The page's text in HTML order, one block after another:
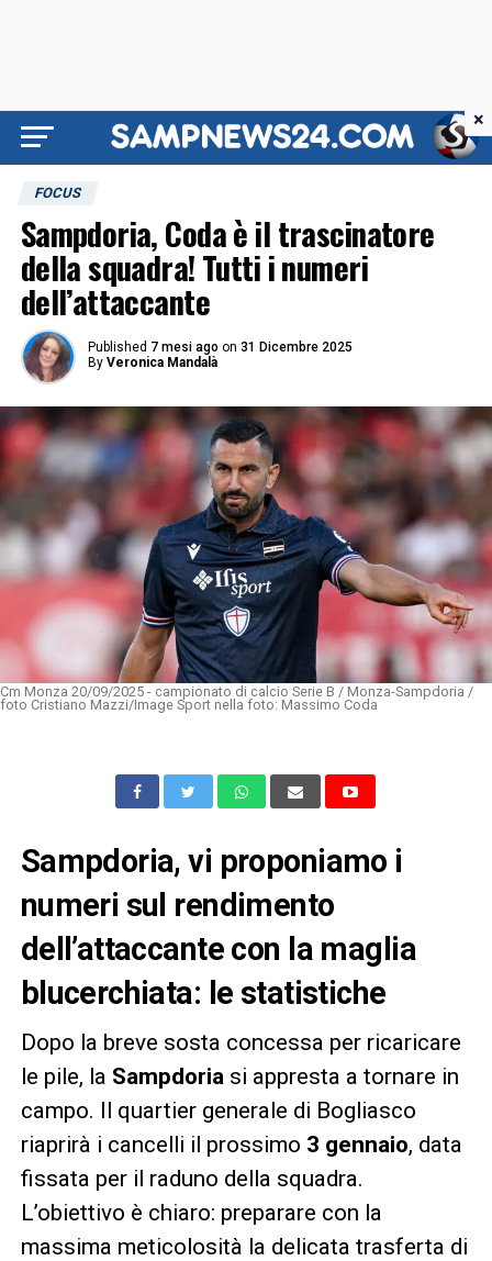
FOCUS
Sampdoria, Coda è il trascinatore
della squadra! Tutti i numeri
dell’attaccante
Published 7 mesi ago on 31 Dicembre 2025
By Veronica Mandalà
Cm Monza 20/09/2025 - campionato di calcio Serie B / Monza-Sampdoria /
foto Cristiano Mazzi/Image Sport nella foto: Massimo Coda
Sampdoria, vi proponiamo i
numeri sul rendimento
dell’attaccante con la maglia
blucerchiata: le statistiche
Dopo la breve sosta concessa per ricaricare
le pile, la Sampdoriasi appresta a tornare in
campo. Il quartier generale di Bogliasco
riaprirà i cancelli il prossimo 3 gennaio, data
fissata per il raduno della squadra.
L’obiettivo è chiaro: preparare con la
massima meticolosità la delicata trasferta di
×